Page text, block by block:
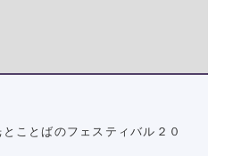
とことばのフェスティバル２０